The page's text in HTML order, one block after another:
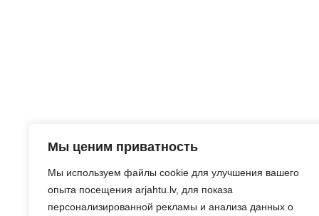
Мы ценим приватность
Мы используем файлы cookie для улучшения вашего
опыта посещения arjahtu.lv, для показа
персонализированной рекламы и анализа данных о